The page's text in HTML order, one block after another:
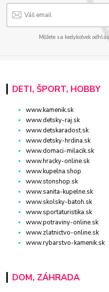
Môžete sa kedykoľvek
DETI, ŠPORT, HOBBY
www.kamenik.sk
www.detsky-raj.sk
www.detskaradost.sk
www.detsky-hrdina.sk
www.domaci-milacik.sk
www.hracky-online.sk
www.kupelna.shop
www.stonshop.sk
www.sanita-kupelne.sk
www.skolsky-batoh.sk
www.sportaturistika.sk
www.potraviny-online.sk
www.zlatnictvo-online.sk
www.rybarstvo-kamenik.sk
DOM, ZÁHRADA